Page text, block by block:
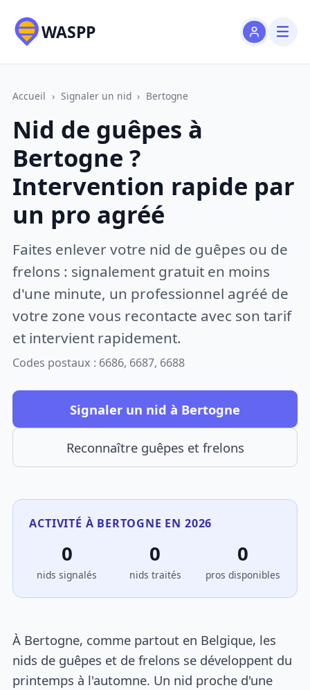
WASPP
Accueil › Signaler un nid › Bertogne
Nid de guêpes à
Bertogne ?
Intervention rapide par
un pro agréé
Faites enlever votre nid de guêpes ou de
frelons : signalement gratuit en moins
d'une minute, un professionnel agréé de
votre zone vous recontacte avec son tarif
et intervient rapidement.
Codes postaux : 6686, 6687, 6688
Signaler un nid à Bertogne
Reconnaître guêpes et frelons
ACTIVITÉ À BERTOGNE EN 2026
0
nids signalés
0
nids traités
0
pros disponibles
À Bertogne, comme partout en Belgique, les
nids de guêpes et de frelons se développent du
printemps à l'automne. Un nid proche d'une